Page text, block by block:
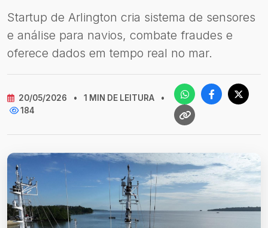
Startup de Arlington cria sistema de sensores
e análise para navios, combate fraudes e
oferece dados em tempo real no mar.
20/05/2026 • 1 MIN DE LEITURA
•
184